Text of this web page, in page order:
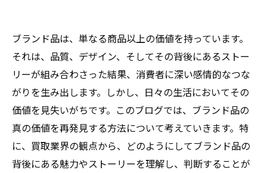
ブランド品は、単なる商品以上の価値を持っています。
それは、品質、デザイン、そしてその背後にあるストー
リーが組み合わさった結果、消費者に深い感情的なつな
がりを生み出します。しかし、日々の生活においてその
価値を見失いがちです。このブログでは、ブランド品の
真の価値を再発見する方法について考えていきます。特
に、買取業界の観点から、どのようにしてブランド品の
背後にある魅力やストーリーを理解し、判断することが